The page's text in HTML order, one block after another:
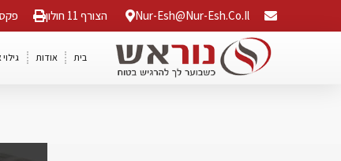
Nur-Esh@nur-Esh.co.il הצורף 11 חולון פקס: 03-
בית אודות